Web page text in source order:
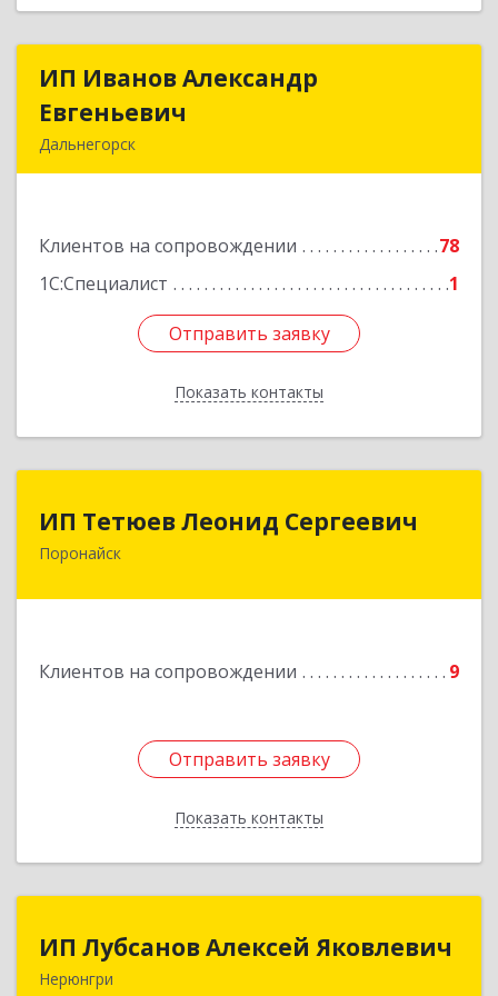
ИП Иванов Александр
Евгеньевич
Дальнегорск
Клиентов на сопровождении
78
1С:Специалист
1
Отправить заявку
Показать контакты
ИП Иванов Александр
Подробнее
Отправить заявку
Назад
ИП Тетюев Леонид Сергеевич
Поронайск
Клиентов на сопровождении 9
Отправить заявку
Показать контакты
694242, Сахалинская обл, Поронайск г, Фрунзе
Отправить заявку
Назад
ИП Лубсанов Алексей Яковлевич
Нерюнгри
ИП Лубсанов Алексей Яковлевич
675002, Амурская область, г. Благовещенск, ул.